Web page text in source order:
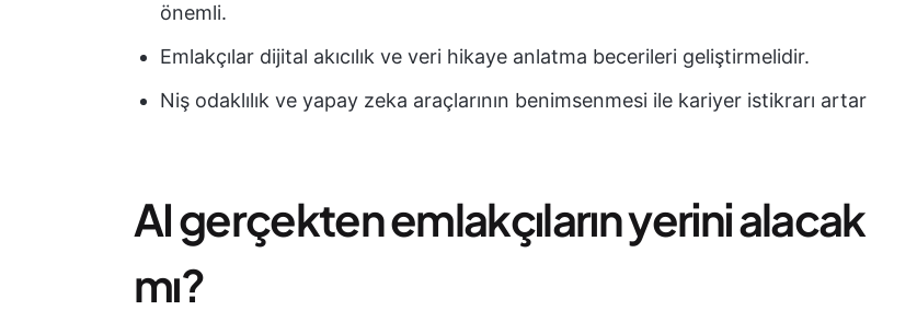
önemli.
Emlakçılar dijital akıcılık ve veri hikaye anlatma becerileri geliştirmelidir.
Niş odaklılık ve yapay zeka araçlarının benimsenmesi ile kariyer istikrarı artar
AI gerçekten emlakçıların yerini alacak
mı?